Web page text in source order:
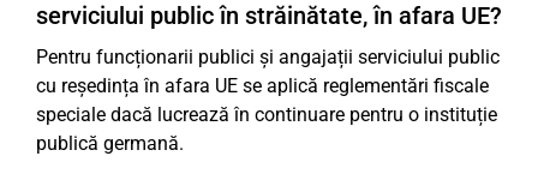
serviciului public în străinătate, în afara UE?
Pentru funcționarii publici și angajații serviciului public
cu reședința în afara UE se aplică reglementări fiscale
speciale dacă lucrează în continuare pentru o instituție
publică germană.